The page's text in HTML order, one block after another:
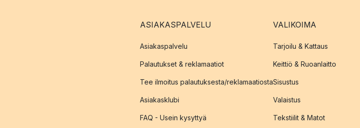
ASIAKASPALVELU
Asiakaspalvelu
Palautukset & reklamaatiot
Tee ilmoitus palautuksesta/reklamaatiosta
Asiakasklubi
FAQ - Usein kysyttyä
VALIKOIMA
Tarjoilu & Kattaus
Keittiö & Ruoanlaitto
Sisustus
Valaistus
Tekstiilit & Matot